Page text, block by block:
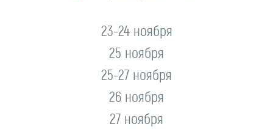
23-24 ноября
25 ноября
25-27 ноября
26 ноября
27 ноября